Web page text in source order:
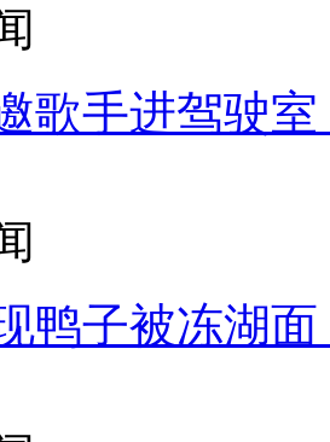
歌手进驾驶
鸭子被冻湖